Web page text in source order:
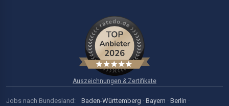
Auszeichnungen & Zertifikate
Jobs nach Bundesland: Baden-Württemberg · Bayern · Berlin ·